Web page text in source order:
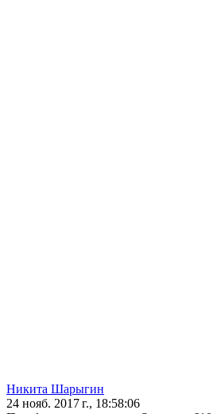
Никита Шарыгин
24 нояб. 2017 г., 18:58:06